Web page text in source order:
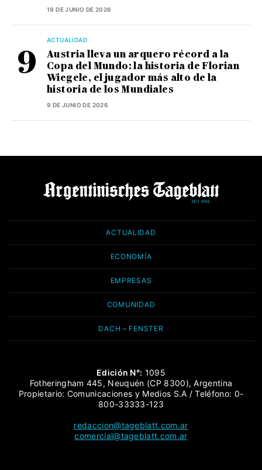
19 DE JUNIO DE 2026
ACTUALIDAD
Austria lleva un arquero récord a la
Copa del Mundo: la historia de Florian
Wiegele, el jugador más alto de la
historia de los Mundiales
9 DE JUNIO DE 2026
ACTUALIDAD
ECONOMÍA
EMPRESAS
COMUNIDAD
DACH – FENSTER
Edición N°: 1095
Fotheringham 445, Neuquén (CP 8300), Argentina
Propietario: Comunicaciones y Medios S.A / Teléfono: 0-
800-33333-123
redaccion@tageblatt.com.ar
comercial@tageblatt.com.ar